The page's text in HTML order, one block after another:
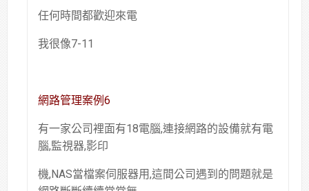
任何時間都歡迎來電
我很像7-11
網路管理案例6
有一家公司裡面有18電腦,連接網路的設備就有電
腦,監視器,影印
機,NAS當檔案伺服器用,這間公司遇到的問題就是